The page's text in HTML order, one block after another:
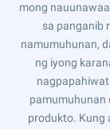
mong
sa panganib
namumuhunan,
ng iyong
pamumuhunan
produkto. Kung